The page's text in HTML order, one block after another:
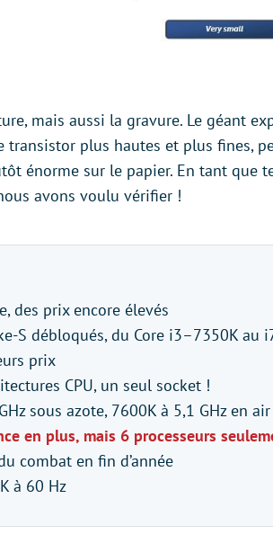
mais aussi la gravure. Le géant
transistor plus hautes et plus fines,
énorme sur le papier. En tant que
avons voulu vérifier !
des prix encore élevés
S débloqués, du Core i3–7350K au
prix
CPU, un seul socket !
sous azote, 7600K à 5,1 GHz en air
en plus, mais 6 processeurs
combat en fin d’année
à 60 Hz